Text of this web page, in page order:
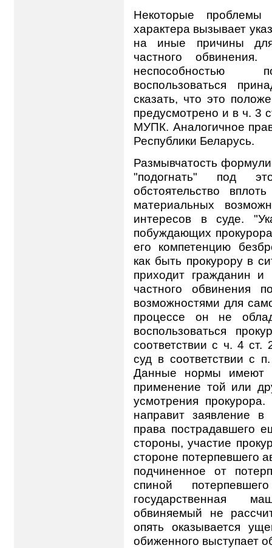
Некоторые проблемы
характера вызывает
на иные причины
частного
неспособностью
воспользоваться
сказать, что это
предусмотрено и в ч. 3
МУПК. Аналогичное
Республики Беларусь.
Размывчатость
"подогнать" под
обстоятельство
материальных
интересов в суде.
побуждающих
его компетенцию
как быть прокурору в
приходит гражданин и
частного обвинения
возможностями для
процессе он не
воспользоваться
соответствии с ч. 4
суд в соответствии с
Данные нормы имеют
применение той или
усмотрения
направит заявление в
права пострадавшего
стороны, участие
стороне потерпевшего
подчиненное от
спиной
государственная
обвиняемый не
опять оказывается
обиженного выступает